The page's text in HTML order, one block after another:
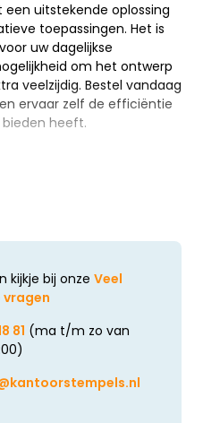
een uitstekende oplossing
toepassingen. Het is
uw dagelijkse
om het ontwerp
veelzijdig. Bestel vandaag
ervaar zelf de efficiëntie
heeft.
kijkje bij onze Veel
81 (ma t/m zo van